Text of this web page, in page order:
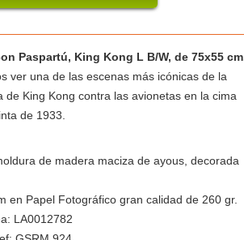
Paspartú, King Kong L B/W, de 75x55
ver una de las escenas más icónicas de la
de King Kong contra las avionetas en la cima
de 1933.
de madera maciza de ayous, decorada
en Papel Fotográfico gran calidad de 260 gr.
LA0012782